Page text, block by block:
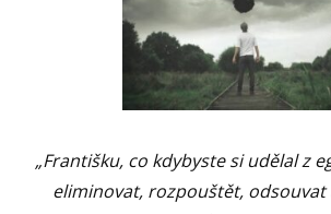
„Františku, co kdybyste si udělal z
eliminovat, rozpouštět, odsouvat